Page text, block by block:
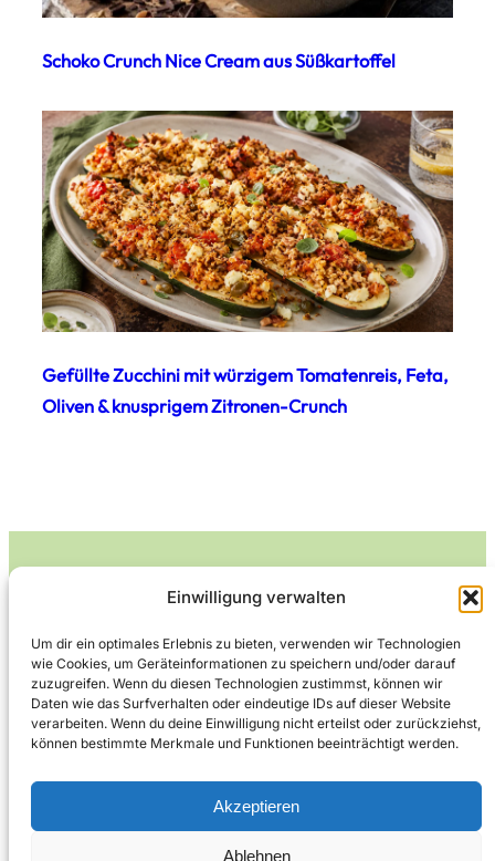
Einwilligung verwalten
Um dir ein optimales Erlebnis zu bieten, verwenden wir Technologien
wie Cookies, um Geräteinformationen zu speichern und/oder darauf
zuzugreifen. Wenn du diesen Technologien zustimmst, können wir
Daten wie das Surfverhalten oder eindeutige IDs auf dieser Website
verarbeiten. Wenn du deine Einwilligung nicht erteilst oder zurückziehst,
können bestimmte Merkmale und Funktionen beeinträchtigt werden.
Akzeptieren
Ablehnen
Schoko Crunch Nice Cream aus Süßkartoffel
Gefüllte Zucchini mit würzigem Tomatenreis, Feta,
Oliven & knusprigem Zitronen-Crunch
Leckerlife
Lecker essen – gesund leben.
Kontakt